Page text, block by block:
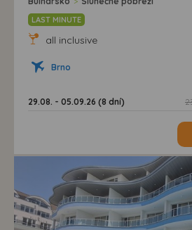
LAST MINUTE
all inclusive
Brno
29.08. - 05.09.26 (8 dní)